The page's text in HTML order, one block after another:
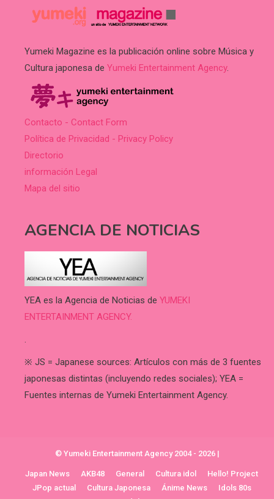
Yumeki Magazine es la publicación online sobre Música y
Cultura japonesa de Yumeki Entertainment Agency.
Contacto - Contact Form
Política de Privacidad - Privacy Policy
Directorio
información Legal
Mapa del sitio
AGENCIA DE NOTICIAS
YEA es la Agencia de Noticias de YUMEKI
ENTERTAINMENT AGENCY.
.
※ JS = Japanese sources: Artículos con más de 3 fuentes
japonesas distintas (incluyendo redes sociales); YEA =
Fuentes internas de Yumeki Entertainment Agency.
© Yumeki Entertainment Agency 2004 - 2026 |
Japan News AKB48 General Cultura idol
Hello! Project
JPop actual
Cultura Japonesa Ánime News
Idols 80s